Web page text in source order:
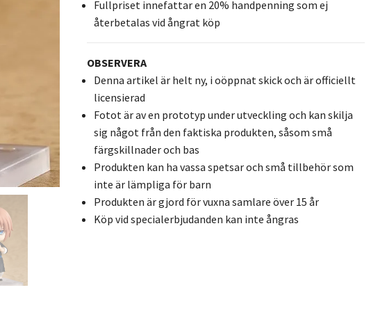
Fullpriset innefattar en 20% handpenning som ej
återbetalas vid ångrat köp
OBSERVERA
Denna artikel är helt ny, i oöppnat skick och är officiellt
licensierad
Fotot är av en prototyp under utveckling och kan skilja
sig något från den faktiska produkten, såsom små
färgskillnader och bas
Produkten kan ha vassa spetsar och små tillbehör som
inte är lämpliga för barn
Produkten är gjord för vuxna samlare över 15 år
Köp vid specialerbjudanden kan inte ångras